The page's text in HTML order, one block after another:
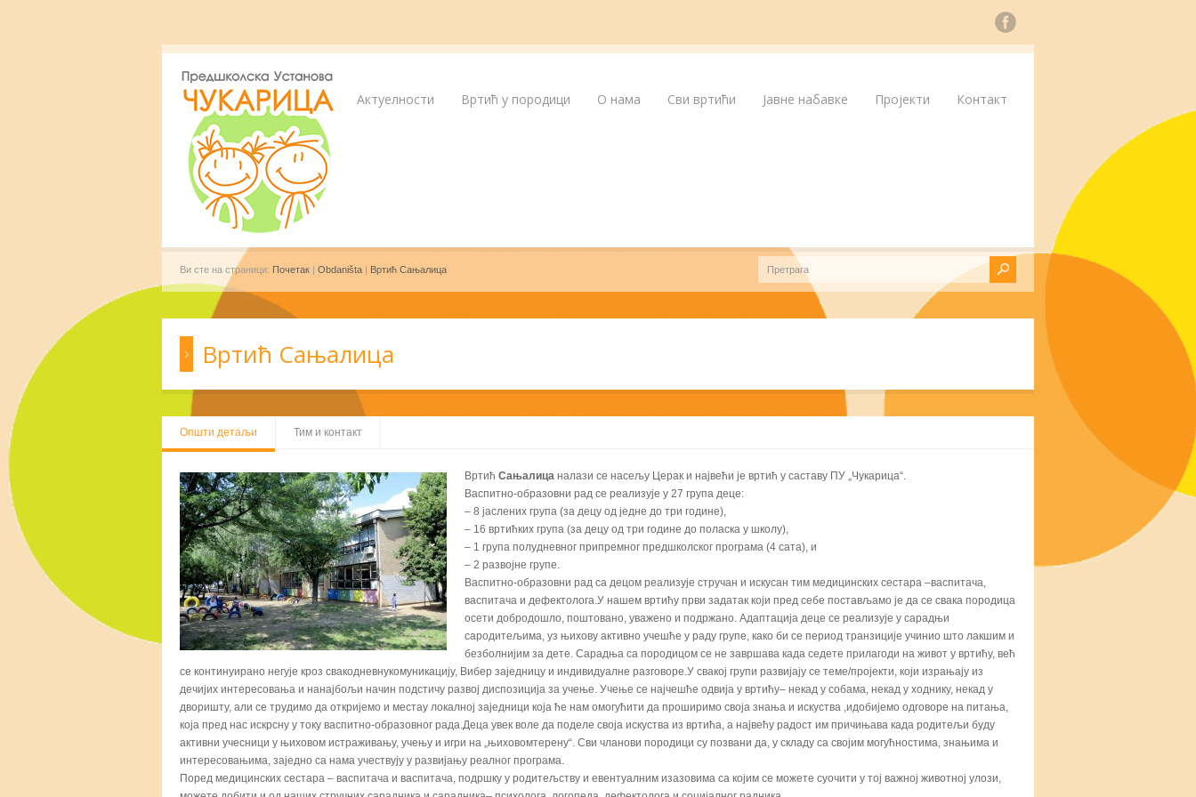
Актуелности Вртић у породици О нама Сви вртићи Јавне набавке Пројекти Контакт
Ви сте на страници: Почетак | Obdaništa | Вртић Сањалица
Вртић Сањалица
Општи детаљи Тим и контакт
Вртић Сањалица налази се насељу Церак и највећи је вртић у саставу ПУ „Чукарица“.
Васпитно-образовни рад се реализује у 27 група деце:
– 8 јаслених група (за децу од једне до три године),
– 16 вртићких група (за децу од три године до поласка у школу),
– 1 група полудневног припремног предшколског програма (4 сата), и
– 2 развојне групе.
Васпитно-образовни рад са децом реализује стручан и искусан тим медицинских сестара –васпитача,
васпитача и дефектолога.У нашем вртићу први задатак који пред себе постављамо је да се свака породица
осети добродошло, поштовано, уважено и подржано. Адаптација деце се реализује у сарадњи
сародитељима, уз њихову активно учешће у раду групе, како би се период транзиције учинио што лакшим и
безболнијим за дете. Сарадња са породицом се не завршава када седете прилагоди на живот у вртићу, већ
се континуирано негује кроз свакодневнукомуникацију, Вибер заједницу и индивидуалне разговоре.У свакој групи развијају се теме/пројекти, који израњају из
дечијих интересовања и нанајбољи начин подстичу развој диспозиција за учење. Учење се најчешће одвија у вртићу– некад у собама, некад у ходнику, некад у
дворишту, али се трудимо да откријемо и местау локалној заједници која ће нам омогућити да проширимо своја знања и искуства ,идобијемо одговоре на питања,
која пред нас искрсну у току васпитно-образовног рада.Деца увек воле да поделе своја искуства из вртића, а највећу радост им причињава када родитељи буду
активни учесници у њиховом истраживању, учењу и игри на „њиховомтерену“. Сви чланови породици су позвани да, у складу са својим могућностима, знањима и
интересовањима, заједно са нама учествују у развијању реалног програма.
Поред медицинских сестара – васпитача и васпитача, подршку у родитељству и евентуалним изазовима са којим се можете суочити у тој важној животној улози,